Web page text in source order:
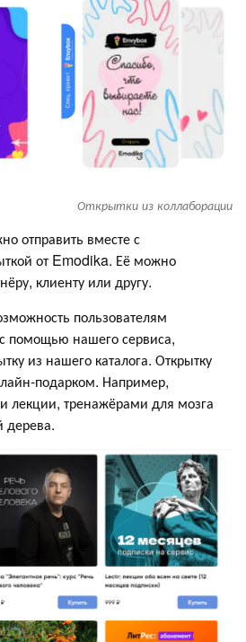
Открытки из коллаборации
отправить вместе с
от Emodika. Её можно
клиенту или другу.
пользователям
помощью нашего сервиса,
из нашего каталога. Открытку
подарком. Например,
лекции, тренажёрами для мозга
дерева.